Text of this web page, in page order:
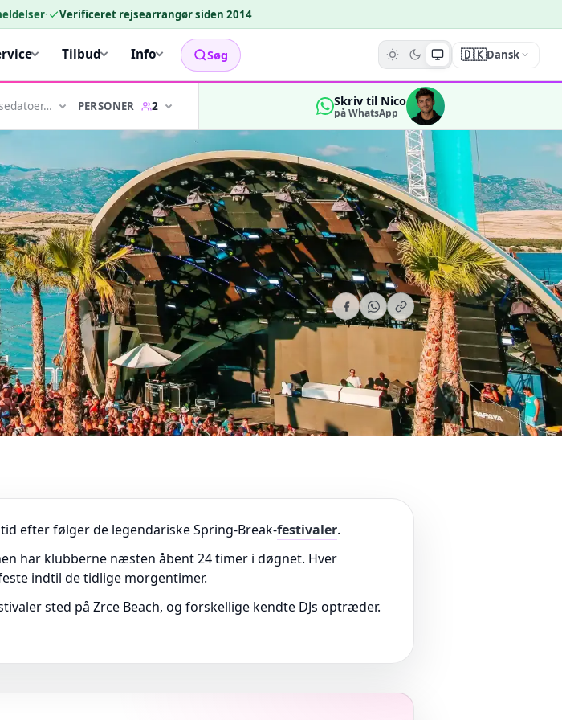
· Verificeret rejsearrangør siden 2014
Tilbud Info Søg 🇩🇰Dansk
PERSONER 2 Skriv til Nico
på WhatsApp
efter følger de legendariske Spring-Break-festivaler.
har klubberne næsten åbent 24 timer i døgnet. Hver
indtil de tidlige morgentimer.
sted på Zrce Beach, og forskellige kendte DJs optræder.